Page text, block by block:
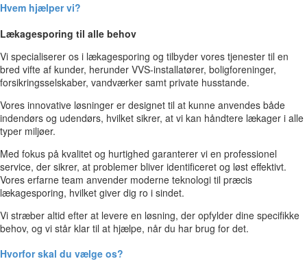
Hvem hjælper vi?
Lækagesporing til alle behov
Vi specialiserer os i lækagesporing og tilbyder vores tjenester til en
bred vifte af kunder, herunder VVS-installatører, boligforeninger,
forsikringsselskaber, vandværker samt private husstande.
Vores innovative løsninger er designet til at kunne anvendes både
indendørs og udendørs, hvilket sikrer, at vi kan håndtere lækager i alle
typer miljøer.
Med fokus på kvalitet og hurtighed garanterer vi en professionel
service, der sikrer, at problemer bliver identificeret og løst effektivt.
Vores erfarne team anvender moderne teknologi til præcis
lækagesporing, hvilket giver dig ro i sindet.
Vi stræber altid efter at levere en løsning, der opfylder dine specifikke
behov, og vi står klar til at hjælpe, når du har brug for det.
Hvorfor skal du vælge os?